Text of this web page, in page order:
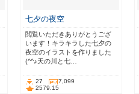
七夕の夜空
閲覧いただきありがとうござ
います！キラキラした七夕の
夜空のイラストを作りました
(^^♪天の川と七…
27
7,099
2579.15